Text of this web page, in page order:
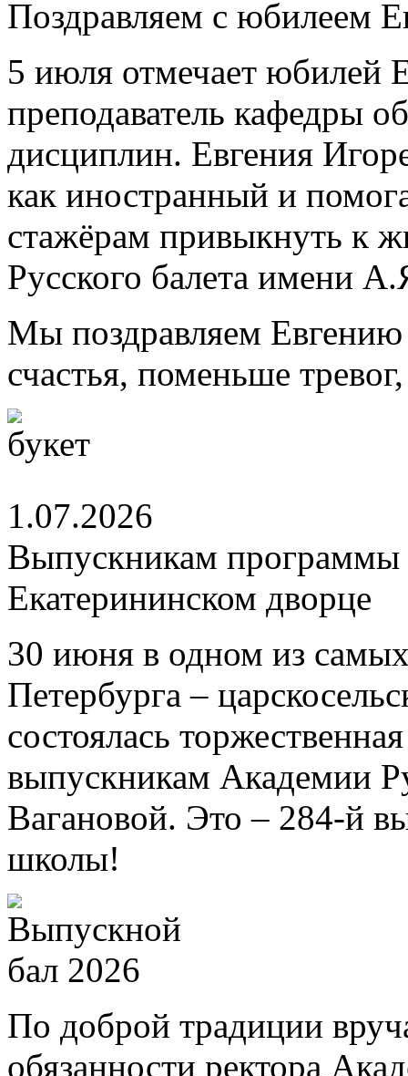
Поздравляем с юбилеем
5 июля отмечает юбилей
преподаватель кафедры
дисциплин. Евгения
как иностранный и
стажёрам привыкнуть к
Русского балета имени
Мы поздравляем
счастья, поменьше
1.07.2026
Выпускникам
Екатерининском дворце
30 июня в одном из
Петербурга –
состоялась
выпускникам Академии
Вагановой. Это – 284-й
школы!
По доброй традиции
обязанности ректора